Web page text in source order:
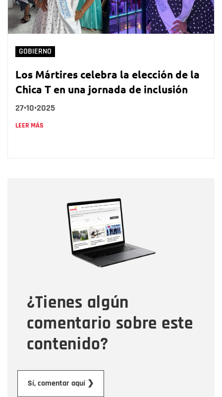
GOBIERNO
Los Mártires celebra la elección de la
Chica T en una jornada de inclusión
27•10•2025
LEER MÁS
¿Tienes algún
comentario sobre este
contenido?
Sí, comentar aquí ❯
Correo electrónico
Tipo de comentario
Mensaje